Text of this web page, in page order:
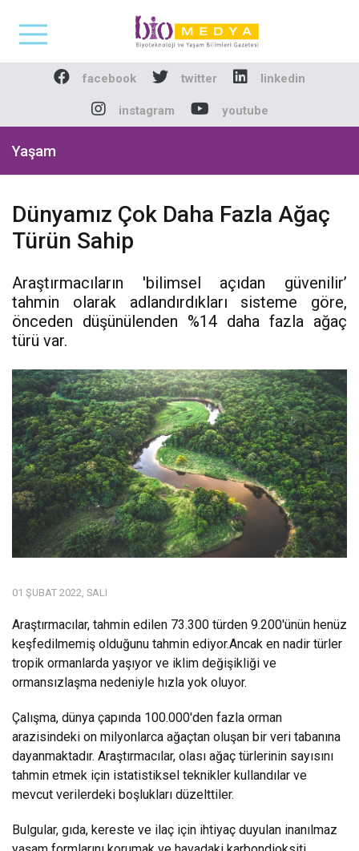
Biomedya -
facebook twitter linkedin
instagram youtube
Yaşam
Dünyamız Çok Daha Fazla Ağaç
Türün Sahip
Araştırmacıların 'bilimsel açıdan güvenilir’
tahmin olarak adlandırdıkları sisteme göre,
önceden düşünülenden %14 daha fazla ağaç
türü var.
01 ŞUBAT 2022, SALI
Araştırmacılar, tahmin edilen 73.300 türden 9.200'ünün henüz
keşfedilmemiş olduğunu tahmin ediyor.Ancak en nadir türler
tropik ormanlarda yaşıyor ve iklim değişikliği ve
ormansızlaşma nedeniyle hızla yok oluyor.
Çalışma, dünya çapında 100.000'den fazla orman
arazisindeki on milyonlarca ağaçtan oluşan bir veri tabanına
dayanmaktadır. Araştırmacılar, olası ağaç türlerinin sayısını
tahmin etmek için istatistiksel teknikler kullandılar ve
mevcut verilerdeki boşlukları düzelttiler.
Bulgular, gıda, kereste ve ilaç için ihtiyaç duyulan inanılmaz